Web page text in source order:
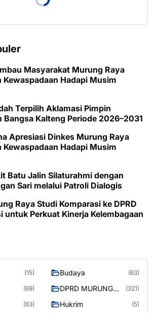
Masyarakat Murung Raya
Hadapi Musim
Terpilih Aklamasi Pimpin
Bangsa Kalteng Periode 2026–2031
Apresiasi Dinkes Murung Raya
Hadapi Musim
Batu Jalin Silaturahmi dengan
Sari melalui Patroli Dialogis
Raya Studi Komparasi ke DPRD
untuk Perkuat Kinerja Kelembagaan
(15) Budaya (63)
(69)
DPRD MURUNG
(321)
(63) Hukrim (5)